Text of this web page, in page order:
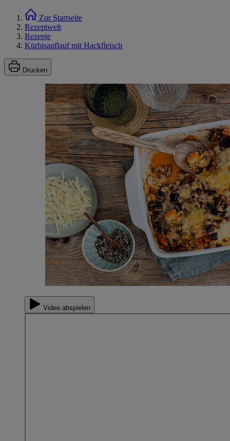
Zur Startseite
Rezeptwelt
Rezepte
Kürbisauflauf mit Hackfleisch
Drucken
Video abspielen